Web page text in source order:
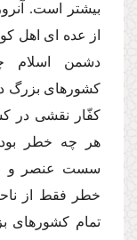
بیشتر است.
از عده اى اهل
دشمن اسلام
كشورهاى بزرگ
كفّار نقشى در
هر چه خطر بود
سست عنصر و
خطر فقط از
تمام كشورهاى